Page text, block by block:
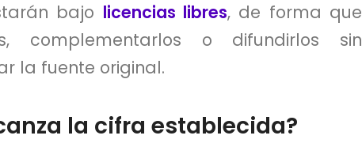
bajo licencias libres, de forma que
complementarlos o difundirlos sin
la fuente original.
la cifra establecida?